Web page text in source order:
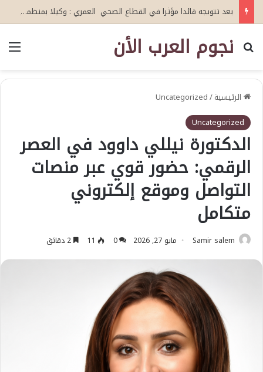
بعد تتويجه قائدا مؤثرا في القطاع الصحي العمري : وكيلا بمنظمة الامم المتحدة للتدريب والاعلام ال UN MTC بالمملكة ودول الخليج العربي
نجوم العرب الأن
بحث عن
الرئيسية/
Uncategorized
Uncategorized
الدكتورة نيللي داوود في العصر
الرقمي: حضور قوي عبر منصات
التواصل وموقع إلكتروني
متكامل
Samir salem مايو 27, 2026 0
11